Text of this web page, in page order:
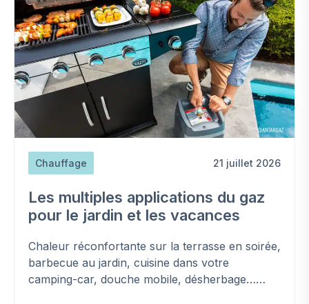
Chauffage 21 juillet 2026
Les multiples applications du gaz
pour le jardin et les vacances
Chaleur réconfortante sur la terrasse en soirée,
barbecue au jardin, cuisine dans votre
camping-car, douche mobile, désherbage…